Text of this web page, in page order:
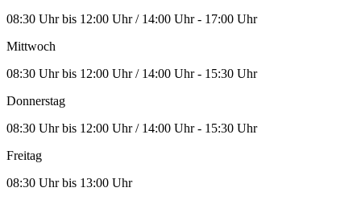
08:30 Uhr bis 12:00 Uhr / 14:00 Uhr - 17:00 Uhr
Mittwoch
08:30 Uhr bis 12:00 Uhr / 14:00 Uhr - 15:30 Uhr
Donnerstag
08:30 Uhr bis 12:00 Uhr / 14:00 Uhr - 15:30 Uhr
Freitag
08:30 Uhr bis 13:00 Uhr